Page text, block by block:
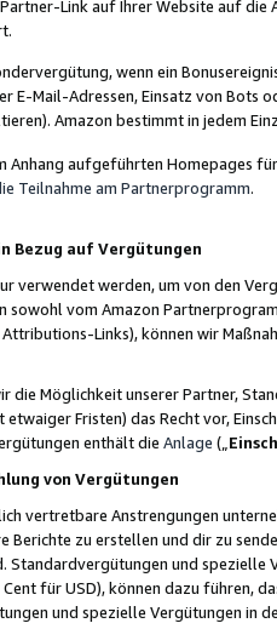
Link auf Ihrer Website auf
wenn ein
E-Mail-Adressen, Einsatz von Bots
Amazon bestimmt in jedem
Anhang aufgeführten Homepages
Teilnahme am Partnerprogramm.
Bezug auf Vergütungen
verwendet werden, um von den
sowohl vom Amazon
Links), können wir
die Möglichkeit unserer Partner,
etwaiger Fristen) das Recht vor,
enthält die Anlage („
von Vergütungen
vertretbare Anstrengungen
Berichte zu erstellen und dir zu
Standardvergütungen und spezielle
für USD), können dazu führen,
und spezielle Vergütungen in